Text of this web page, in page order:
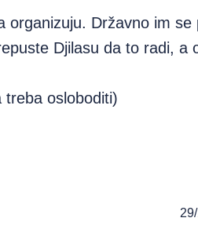
organizuju. Državno im se
Djilasu da to radi, a
treba osloboditi)